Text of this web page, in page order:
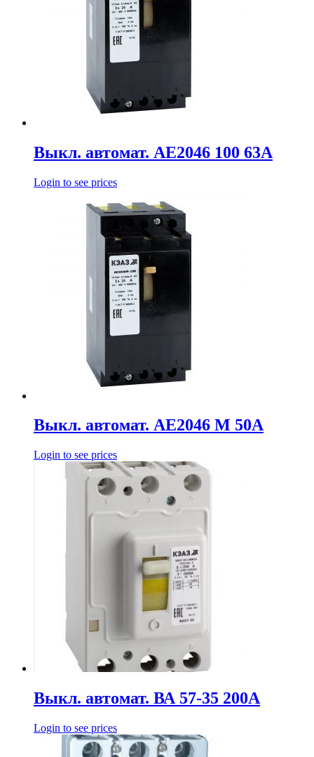
Выкл. автомат. АЕ2046 100 63А
Login to see prices
Выкл. автомат. АЕ2046 М 50А
Login to see prices
Выкл. автомат. ВА 57-35 200А
Login to see prices